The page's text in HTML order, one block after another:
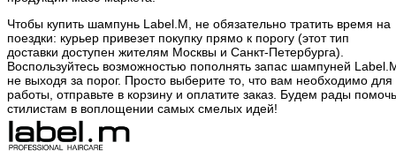
Чтобы купить шампунь Label.M, не обязательно тратить время на
поездки: курьер привезет покупку прямо к порогу (этот тип
доставки доступен жителям Москвы и Санкт-Петербурга).
Воспользуйтесь возможностью пополнять запас шампуней
не выходя за порог. Просто выберите то, что вам необходимо для
работы, отправьте в корзину и оплатите заказ. Будем рады помочь
стилистам в воплощении самых смелых идей!